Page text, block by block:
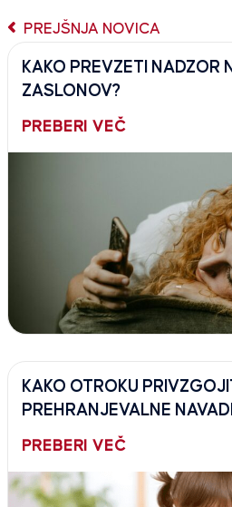
PREJŠNJA NOVICA
KAKO PREVZETI NADZOR
ZASLONOV?
PREBERI VEČ
KAKO OTROKU
PREHRANJEVALNE
PREBERI VEČ